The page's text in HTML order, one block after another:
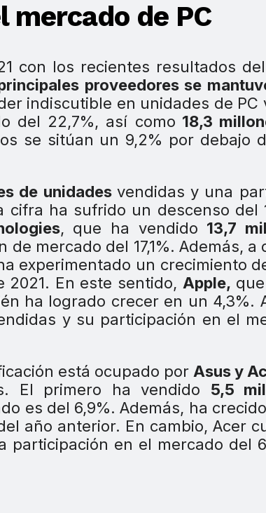
mercado de PC
con los recientes resultados
proveedores se
indiscutible en unidades de PC
del 22,7%, así como 18,3
se sitúan un 9,2% por debajo
de unidades vendidas y una
cifra ha sufrido un descenso del
, que ha vendido 13,7
mercado del 17,1%. Además, a
experimentado un crecimiento
En este sentido, Apple,
ha logrado crecer en un 4,3%.
y su participación en el
está ocupado por Asus y
El primero ha vendido 5,5
es del 6,9%. Además, ha crecido
año anterior. En cambio, Acer
participación en el mercado del